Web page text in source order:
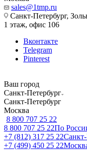
sales@1tmp.ru
Санкт-Петербург,
1 этаж, офис 106
Вконтакте
Telegram
Pinterest
Ваш город
Санкт-Петербург
Санкт-Петербург
Москва
8 800 707 25 22
8 800 707 25 22По
+7 (812) 317 25 22
+7 (499) 450 25 22